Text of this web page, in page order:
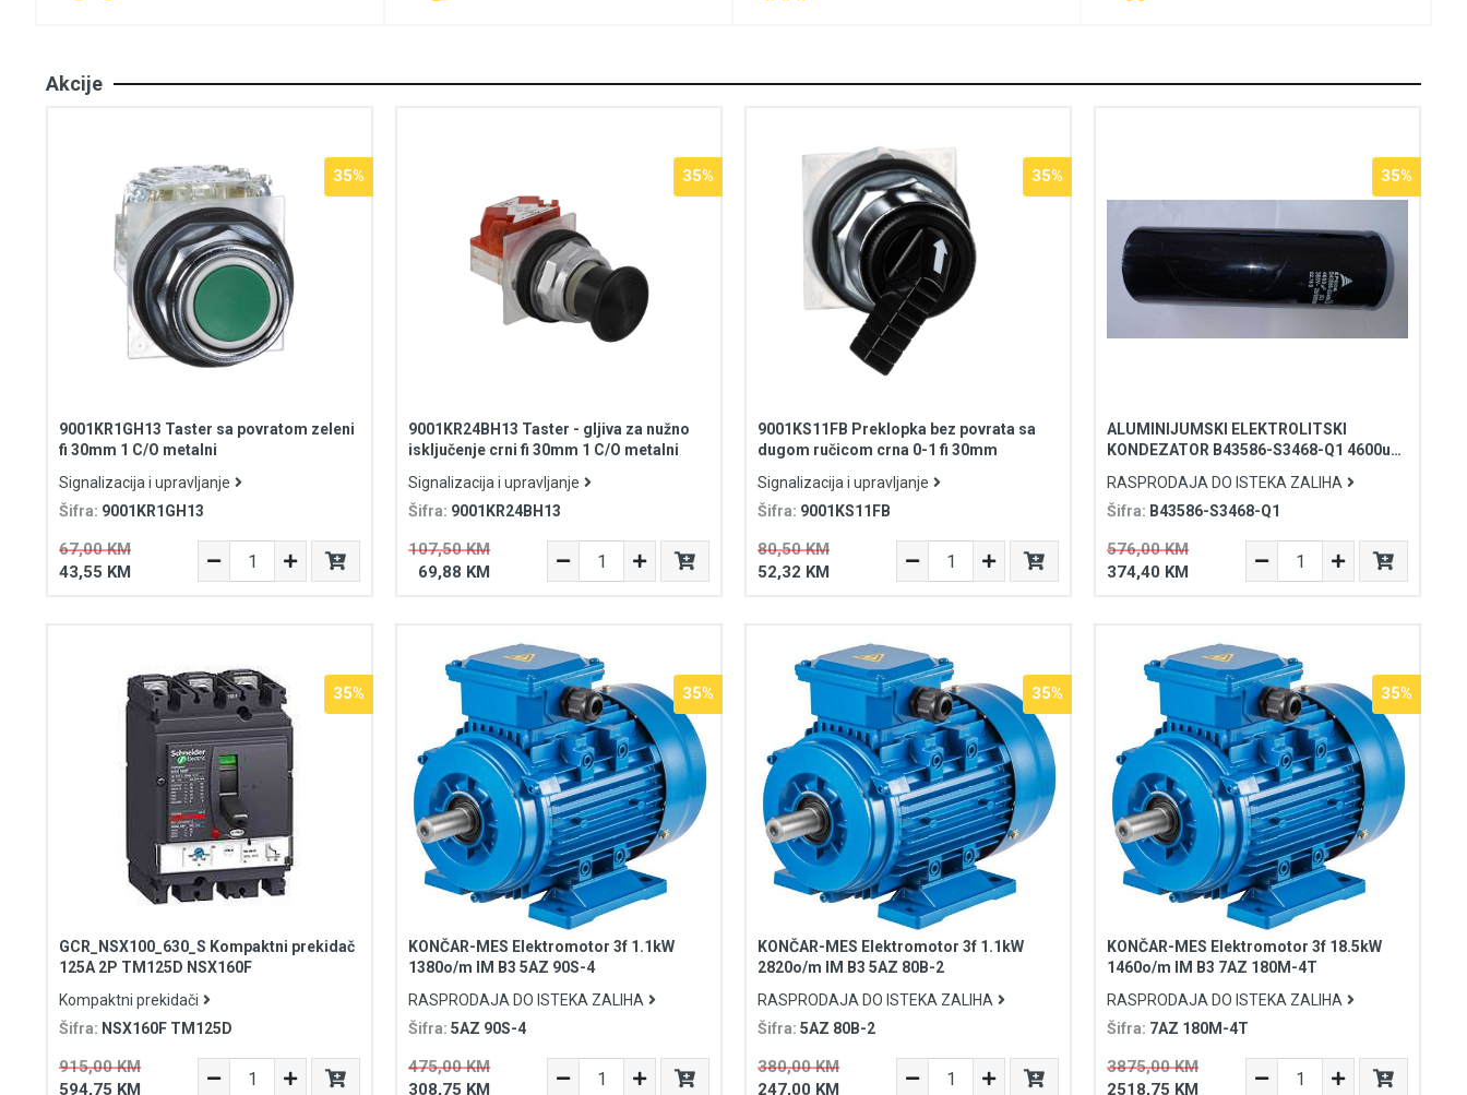
Akcije
9001KR1GH13 Taster sa povratom zeleni
fi 30mm 1 C/O metalni
Signalizacija i upravljanje
Šifra: 9001KR1GH13
67,00 KM
35%
43,55 KM
9001KR24BH13 Taster - gljiva za nužno
isključenje crni fi 30mm 1 C/O metalni
Signalizacija i upravljanje
Šifra: 9001KR24BH13
107,50 KM
35%
69,88 KM
9001KS11FB Preklopka bez povrata sa
dugom ručicom crna 0-1 fi 30mm
Signalizacija i upravljanje
Šifra: 9001KS11FB
80,50 KM
35%
52,32 KM
ALUMINIJUMSKI ELEKTROLITSKI
KONDEZATOR B43586-S3468-Q1 4600uF
RASPRODAJA DO ISTEKA ZALIHA
Šifra: B43586-S3468-Q1
576,00 KM
35%
374,40 KM
GCR_NSX100_630_S Kompaktni prekidač
125A 2P TM125D NSX160F
Kompaktni prekidači
Šifra: NSX160F TM125D
915,00 KM
35%
594,75 KM
KONČAR-MES Elektromotor 3f 1.1kW
1380o/m IM B3 5AZ 90S-4
RASPRODAJA DO ISTEKA ZALIHA
Šifra: 5AZ 90S-4
475,00 KM
35%
308,75 KM
KONČAR-MES Elektromotor 3f 1.1kW
2820o/m IM B3 5AZ 80B-2
RASPRODAJA DO ISTEKA ZALIHA
Šifra: 5AZ 80B-2
380,00 KM
35%
247,00 KM
KONČAR-MES Elektromotor 3f 18.5kW
1460o/m IM B3 7AZ 180M-4T
RASPRODAJA DO ISTEKA ZALIHA
Šifra: 7AZ 180M-4T
3875,00 KM
35%
2518,75 KM